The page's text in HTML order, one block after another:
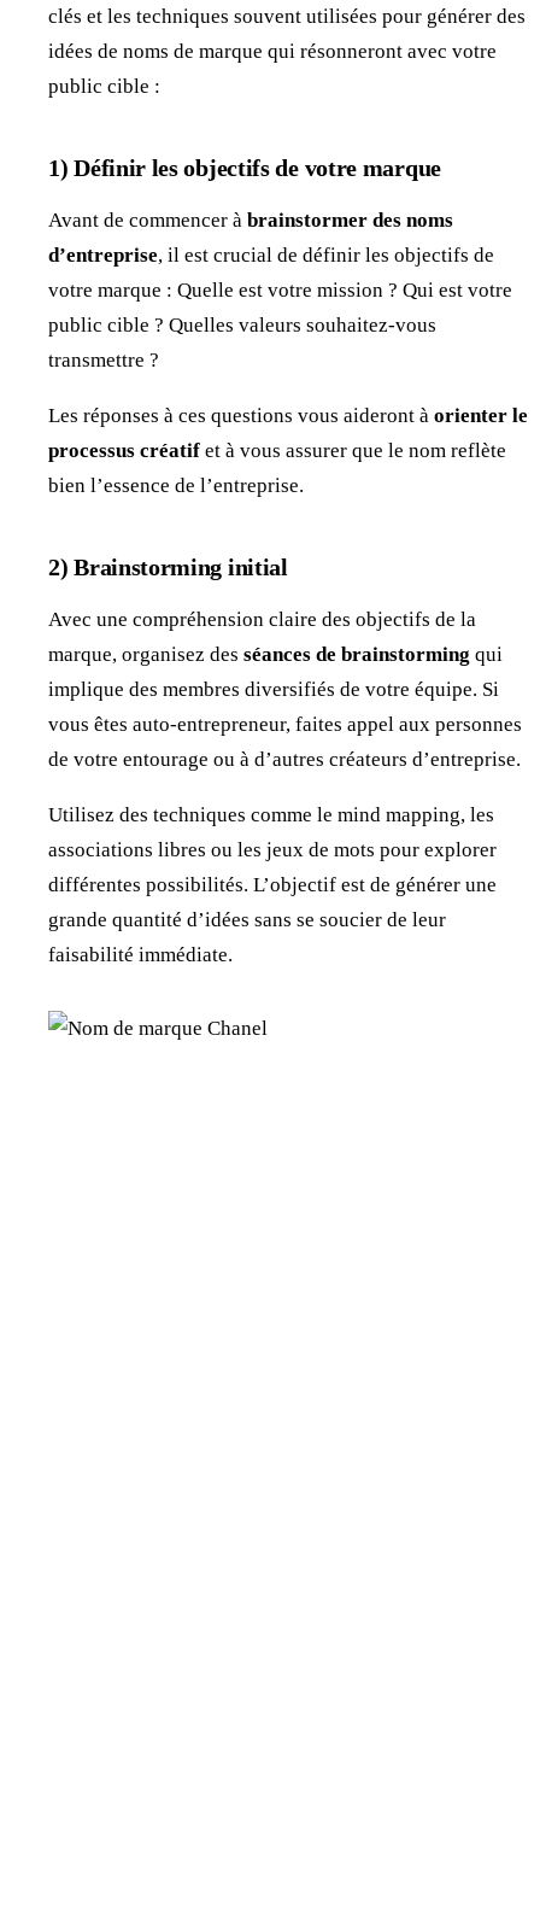
clés et les techniques souvent utilisées pour générer des
idées de noms de marque qui résonneront avec votre
public cible :
1) Définir les objectifs de votre marque
Avant de commencer à brainstormer des noms
d’entreprise, il est crucial de définir les objectifs de
votre marque : Quelle est votre mission ? Qui est votre
public cible ? Quelles valeurs souhaitez-vous
transmettre ?
Les réponses à ces questions vous aideront à orienter le
processus créatif et à vous assurer que le nom reflète
bien l’essence de l’entreprise.
2) Brainstorming initial
Avec une compréhension claire des objectifs de la
marque, organisez des séances de brainstorming qui
implique des membres diversifiés de votre équipe. Si
vous êtes auto-entrepreneur, faites appel aux personnes
de votre entourage ou à d’autres créateurs d’entreprise.
Utilisez des techniques comme le mind mapping, les
associations libres ou les jeux de mots pour explorer
différentes possibilités. L’objectif est de générer une
grande quantité d’idées sans se soucier de leur
faisabilité immédiate.